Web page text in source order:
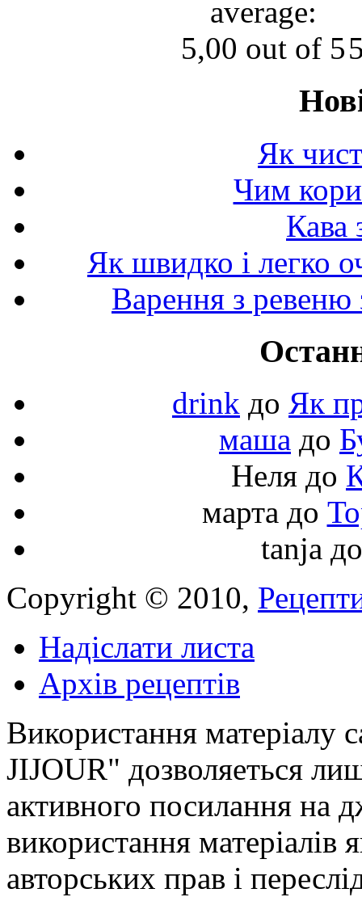
Як
Чим
Кава
Як швидко і легко
Варення з ревеню
drink до Як
маша до
Неля до
марта до
tanja
Copyright © 2010,
Надіслати листа
Архів рецептів
Використання матеріалу
JIJOUR" дозволяеться
активного посилання на
використання
авторських прав і